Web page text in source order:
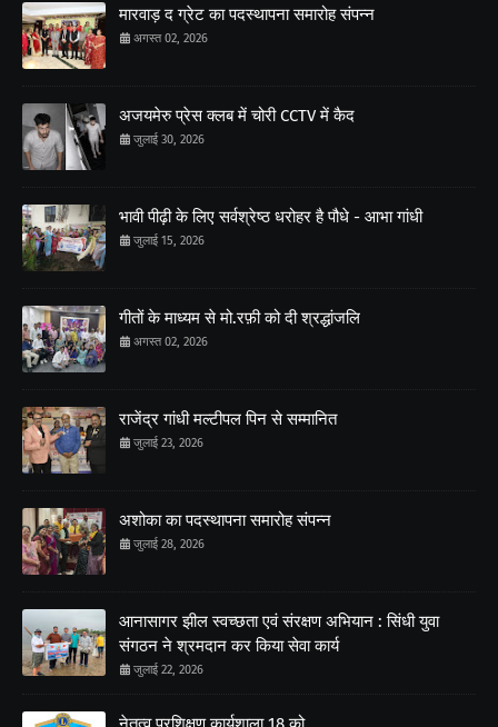
मारवाड़ द ग्रेट का पदस्थापना समारोह संपन्न
अगस्त 02, 2026
अजयमेरु प्रेस क्लब में चोरी CCTV में कैद
जुलाई 30, 2026
भावी पीढ़ी के लिए सर्वश्रेष्ठ धरोहर है पौधे - आभा गांधी
जुलाई 15, 2026
गीतों के माध्यम से मो.रफ़ी को दी श्रद्धांजलि
अगस्त 02, 2026
राजेंद्र गांधी मल्टीपल पिन से सम्मानित
जुलाई 23, 2026
अशोका का पदस्थापना समारोह संपन्न
जुलाई 28, 2026
आनासागर झील स्वच्छता एवं संरक्षण अभियान : सिंधी युवा
संगठन ने श्रमदान कर किया सेवा कार्य
जुलाई 22, 2026